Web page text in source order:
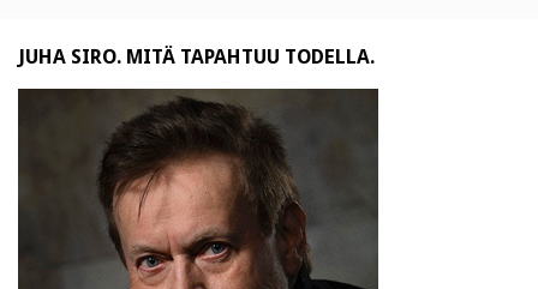
JUHA SIRO. MITÄ TAPAHTUU TODELLA.